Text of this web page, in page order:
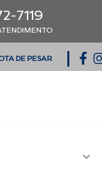
7119
DE PESAR |